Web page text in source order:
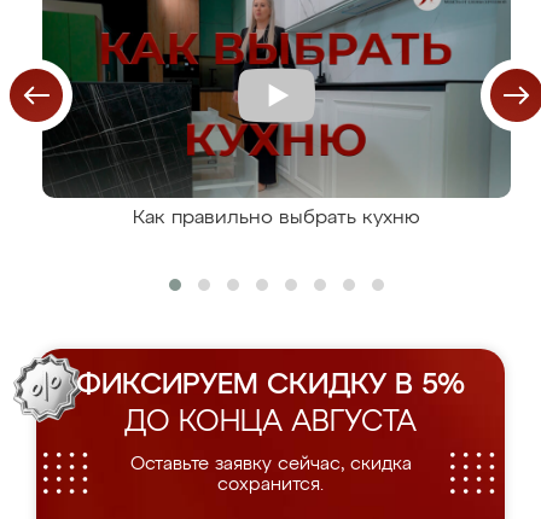
Как правильно выбрать кухню
ФИКСИРУЕМ СКИДКУ В 5%
ДО КОНЦА АВГУСТА
Оставьте заявку сейчас, скидка
сохранится.